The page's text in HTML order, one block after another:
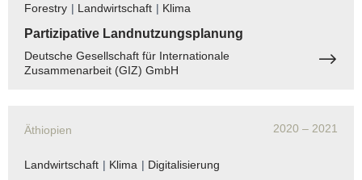
Forestry | Landwirtschaft | Klima
Partizipative Landnutzungsplanung
Deutsche Gesellschaft für Internationale
Zusammenarbeit (GIZ) GmbH
Äthiopien 2020 – 2021
Landwirtschaft | Klima | Digitalisierung